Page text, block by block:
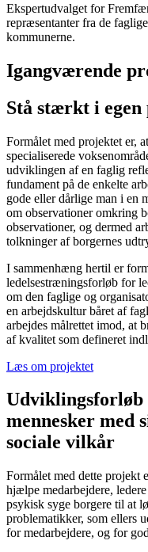
Ekspertudvalget for
repræsentanter fra de
kommunerne.
Igangværende
Stå stærkt i egen
Formålet med projektet er,
specialiserede
udviklingen af en faglig
fundament på de enkelte
gode eller dårlige man i en
om observationer omkring
observationer, og dermed
tolkninger af borgernes
I sammenhæng hertil er
ledelsestræningsforløb for
om den faglige og
en arbejdskultur båret af
arbejdes målrettet imod, at
af kvalitet som defineret
Læs om projektet
mennesker med
sociale vilkår
Formålet med dette projekt
hjælpe medarbejdere,
psykisk syge borgere til at
problematikker, som ellers
for medarbejdere, og for